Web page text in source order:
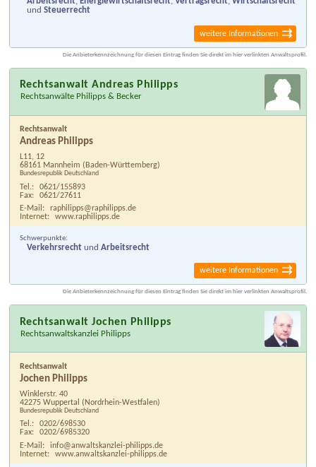
undSteuerrecht
weitere Informationen
Die Anbieterkennzeichnung für diesen Eintrag finden Sie direkt im hier verlinkten Anwaltsprofil.
Rechtsanwalt Andreas Philipps
Rechtsanwälte Philipps & Becker
Rechtsanwalt
Andreas Philipps
L11, 12
68161 Mannheim (Baden-Württemberg)
Bundesrepublik Deutschland
Tel.:
0621/155893
Fax:
0621/27611
E-Mail:
raphilipps@raphilipps.de
Internet:
www.raphilipps.de
Schwerpunkte:
Verkehrsrecht undArbeitsrecht
weitere Informationen
Die Anbieterkennzeichnung für diesen Eintrag finden Sie direkt im hier verlinkten Anwaltsprofil.
Rechtsanwalt Jochen Philipps
Rechtsanwaltskanzlei Philipps
Rechtsanwalt
Jochen Philipps
Winklerstr. 40
42275 Wuppertal
(Nordrhein-Westfalen)
Bundesrepublik Deutschland
Tel.:
0202/698530
Fax:
0202/6985320
E-Mail:
info@anwaltskanzlei-philipps.de
Internet:
www.anwaltskanzlei-philipps.de